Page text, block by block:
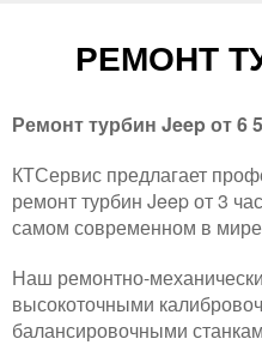
РЕМОНТ
Ремонт турбин Jeep от 6
КТСервис предлагает
ремонт турбин Jeep от 3
самом современном в
Наш ремонтно-
высокоточными
балансировочными